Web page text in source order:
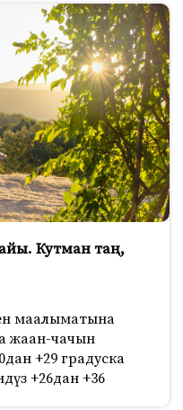
Кутман таң,
маалыматына
жаан-чачын
+29 градуска
+26дан +36